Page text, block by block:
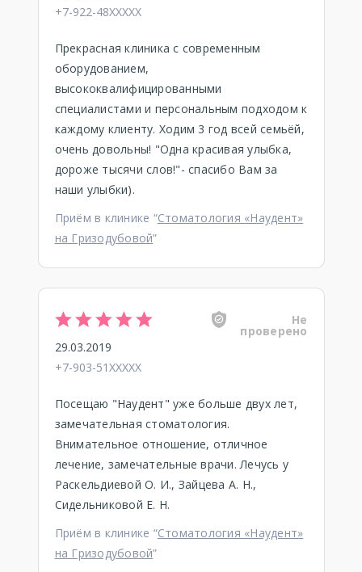
+7-922-48XXXXX
Прекрасная клиника с современным
оборудованием,
высококвалифицированными
специалистами и персональным подходом к
каждому клиенту. Ходим 3 год всей семьёй,
очень довольны! "Одна красивая улыбка,
дороже тысячи слов!"- спасибо Вам за
наши улыбки).
Приём в клинике “Стоматология «Наудент»
на Гризодубовой”
Не
проверено
29.03.2019
+7-903-51XXXXX
Посещаю "Наудент" уже больше двух лет,
замечательная стоматология.
Внимательное отношение, отличное
лечение, замечательные врачи. Лечусь у
Раскельдиевой О. И., Зайцева А. Н.,
Сидельниковой Е. Н.
Приём в клинике “Стоматология «Наудент»
на Гризодубовой”